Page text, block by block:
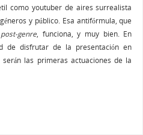
como youtuber de aires surrealista
y público. Esa antifórmula, que
post-genre, funciona, y muy bien. En
de disfrutar de la presentación en
las primeras actuaciones de la